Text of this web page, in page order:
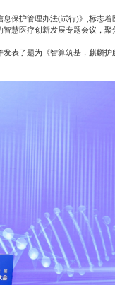
保护管理办法(试行)》,标志
慧医疗创新发展专题会议，
发表了题为《智算筑基，麒